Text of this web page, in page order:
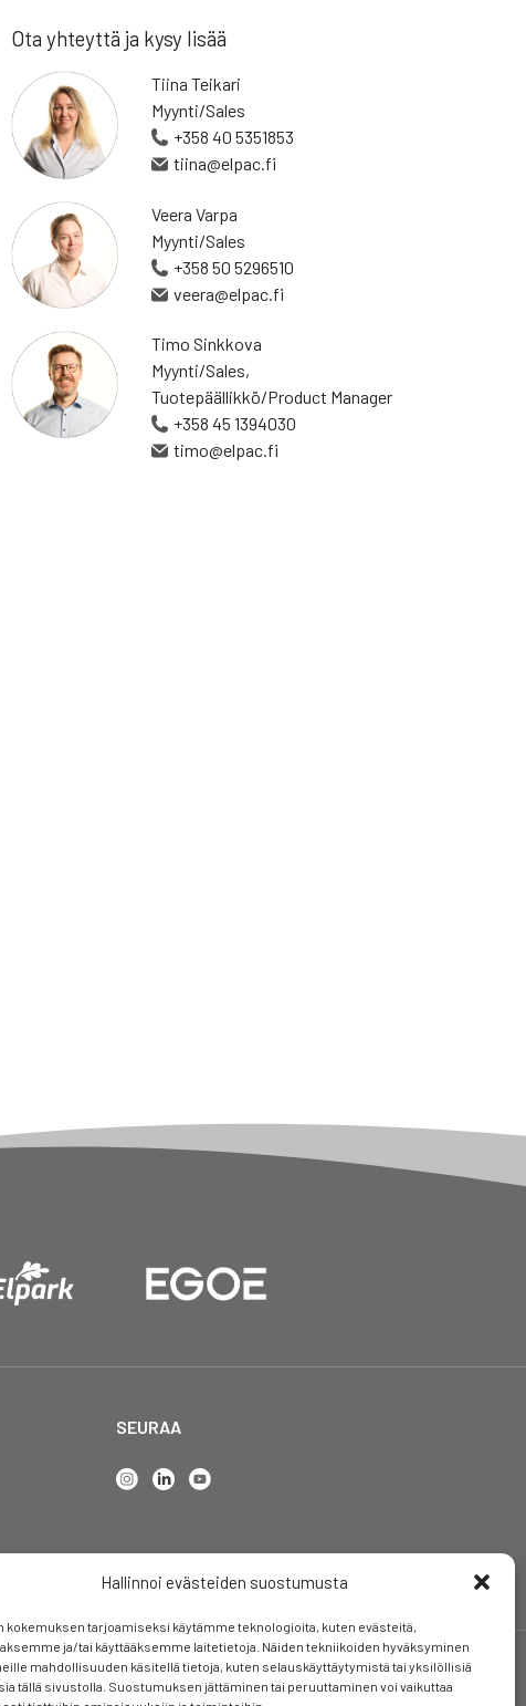
Hallinnoi evästeiden suostumusta
kokemuksen tarjoamiseksi käytämme teknologioita, kuten evästeitä,
ja/tai käyttääksemme laitetietoja. Näiden tekniikoiden hyväksyminen
mahdollisuuden käsitellä tietoja, kuten selauskäyttäytymistä tai yksilöllisiä
tällä sivustolla. Suostumuksen jättäminen tai peruuttaminen voi vaikuttaa
Ota yhteyttä ja kysy lisää
Tiina Teikari
Myynti/Sales
+358 40 5351853
tiina@elpac.fi
Veera Varpa
Myynti/Sales
+358 50 5296510
veera@elpac.fi
Timo Sinkkova
Myynti/Sales,
Tuotepäällikkö/Product Manager
+358 45 1394030
timo@elpac.fi
SEURAA